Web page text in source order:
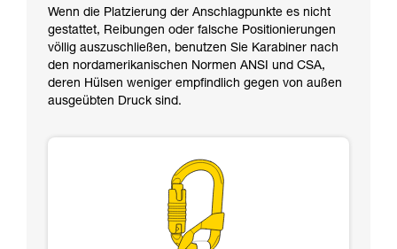
Wenn die Platzierung der Anschlagpunkte es nicht
gestattet, Reibungen oder falsche Positionierungen
völlig auszuschließen, benutzen Sie Karabiner nach
den nordamerikanischen Normen ANSI und CSA,
deren Hülsen weniger empfindlich gegen von außen
ausgeübten Druck sind.